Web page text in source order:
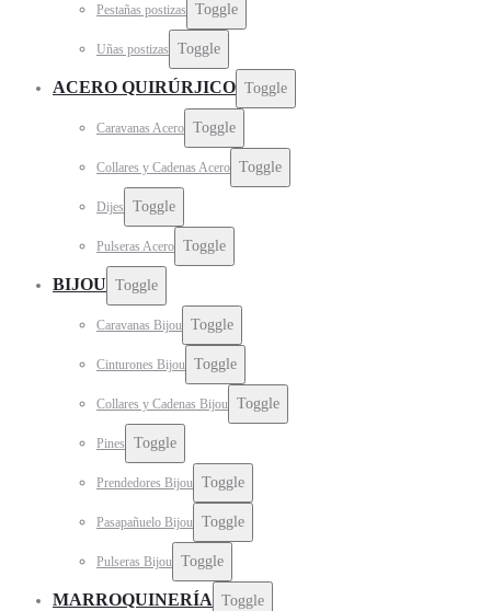
Pestañas postizas Toggle
Uñas postizas Toggle
ACERO QUIRÚRJICO Toggle
Caravanas Acero Toggle
Collares y Cadenas Acero Toggle
Dijes Toggle
Pulseras Acero Toggle
BIJOU Toggle
Caravanas Bijou Toggle
Cinturones Bijou Toggle
Collares y Cadenas Bijou Toggle
Pines Toggle
Prendedores Bijou Toggle
Pasapañuelo Bijou Toggle
Pulseras Bijou Toggle
MARROQUINERÍA Toggle